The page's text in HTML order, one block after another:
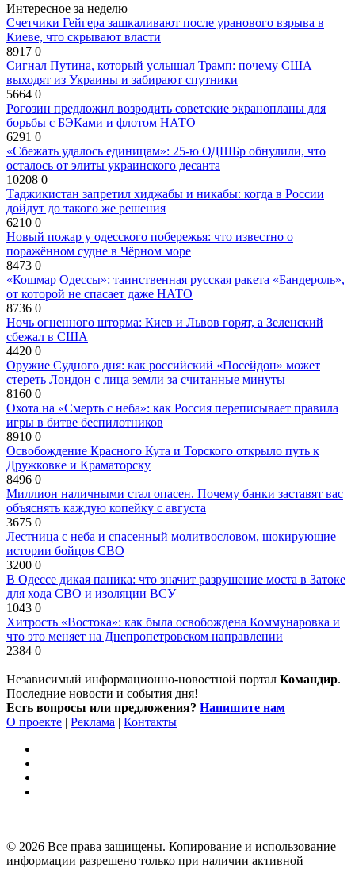
Интересное за неделю
Счетчики Гейгера зашкаливают после уранового взрыва в
Киеве, что скрывают власти
8917 0
Сигнал Путина, который услышал Трамп: почему США
выходят из Украины и забирают спутники
5664 0
Рогозин предложил возродить советские экранопланы для
борьбы с БЭКами и флотом НАТО
6291 0
«Сбежать удалось единицам»: 25-ю ОДШБр обнулили, что
осталось от элиты украинского десанта
10208 0
Таджикистан запретил хиджабы и никабы: когда в России
дойдут до такого же решения
6210 0
Новый пожар у одесского побережья: что известно о
поражённом судне в Чёрном море
8473 0
«Кошмар Одессы»: таинственная русская ракета «Бандероль»,
от которой не спасает даже НАТО
8736 0
Ночь огненного шторма: Киев и Львов горят, а Зеленский
сбежал в США
4420 0
Оружие Судного дня: как российский «Посейдон» может
стереть Лондон с лица земли за считанные минуты
8160 0
Охота на «Смерть с неба»: как Россия переписывает правила
игры в битве беспилотников
8910 0
Освобождение Красного Кута и Торского открыло путь к
Дружковке и Краматорску
8496 0
Миллион наличными стал опасен. Почему банки заставят вас
объяснять каждую копейку с августа
3675 0
Лестница с неба и спасенный молитвословом, шокирующие
истории бойцов СВО
3200 0
В Одессе дикая паника: что значит разрушение моста в Затоке
для хода СВО и изоляции ВСУ
1043 0
Хитрость «Востока»: как была освобождена Коммунаровка и
что это меняет на Днепропетровском направлении
2384 0
Независимый информационно-новостной портал Командир.
Последние новости и события дня!
Есть вопросы или предложения? Напишите нам
О проекте | Реклама | Контакты
© 2026 Все права защищены. Копирование и использование
информации разрешено только при наличии активной